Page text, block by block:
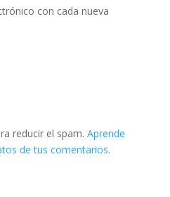
con cada nueva
reducir el spam. Aprende
de tus comentarios.